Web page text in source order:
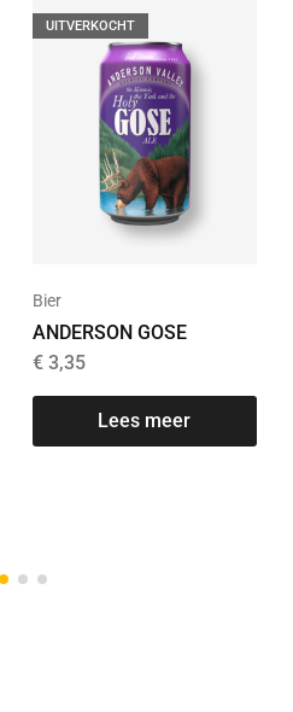
UITVERKOCHT
Bier
ANDERSON GOSE
€3,35
Lees meer